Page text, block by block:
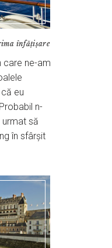
înfățișare
care ne-am
eu
n-
să
în sfârșit